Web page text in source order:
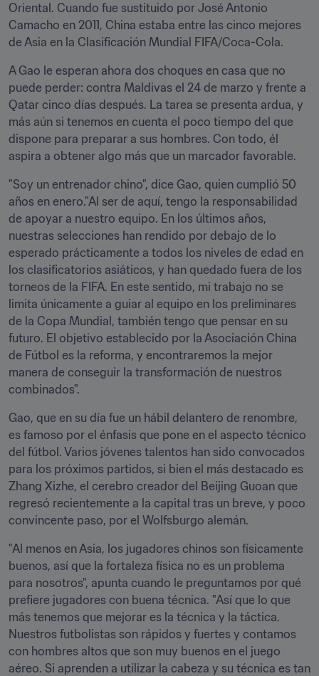
Oriental. Cuando fue sustituido por José Antonio
Camacho en 2011, China estaba entre las cinco mejores
de Asia en la Clasificación Mundial FIFA/Coca-Cola.
A Gao le esperan ahora dos choques en casa que no
puede perder: contra Maldivas el 24 de marzo y frente a
Qatar cinco días después. La tarea se presenta ardua, y
más aún si tenemos en cuenta el poco tiempo del que
dispone para preparar a sus hombres. Con todo, él
aspira a obtener algo más que un marcador favorable.
"Soy un entrenador chino", dice Gao, quien cumplió 50
años en enero."Al ser de aquí, tengo la responsabilidad
de apoyar a nuestro equipo. En los últimos años,
nuestras selecciones han rendido por debajo de lo
esperado prácticamente a todos los niveles de edad en
los clasificatorios asiáticos, y han quedado fuera de los
torneos de la FIFA. En este sentido, mi trabajo no se
limita únicamente a guiar al equipo en los preliminares
de la Copa Mundial, también tengo que pensar en su
futuro. El objetivo establecido por la Asociación China
de Fútbol es la reforma, y encontraremos la mejor
manera de conseguir la transformación de nuestros
combinados".
Gao, que en su día fue un hábil delantero de renombre,
es famoso por el énfasis que pone en el aspecto técnico
del fútbol. Varios jóvenes talentos han sido convocados
para los próximos partidos, si bien el más destacado es
Zhang Xizhe, el cerebro creador del Beijing Guoan que
regresó recientemente a la capital tras un breve, y poco
convincente paso, por el Wolfsburgo alemán.
"Al menos en Asia, los jugadores chinos son físicamente
buenos, así que la fortaleza física no es un problema
para nosotros", apunta cuando le preguntamos por qué
prefiere jugadores con buena técnica. "Así que lo que
más tenemos que mejorar es la técnica y la táctica.
Nuestros futbolistas son rápidos y fuertes y contamos
con hombres altos que son muy buenos en el juego
aéreo. Si aprenden a utilizar la cabeza y su técnica es tan